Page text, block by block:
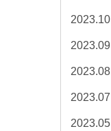
2023.10
2023.09
2023.08
2023.07
2023.05